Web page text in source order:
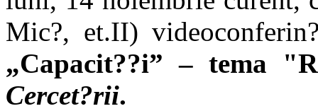
Mic?, et.II)
„Capacit??i” – tema
Cercet?rii.